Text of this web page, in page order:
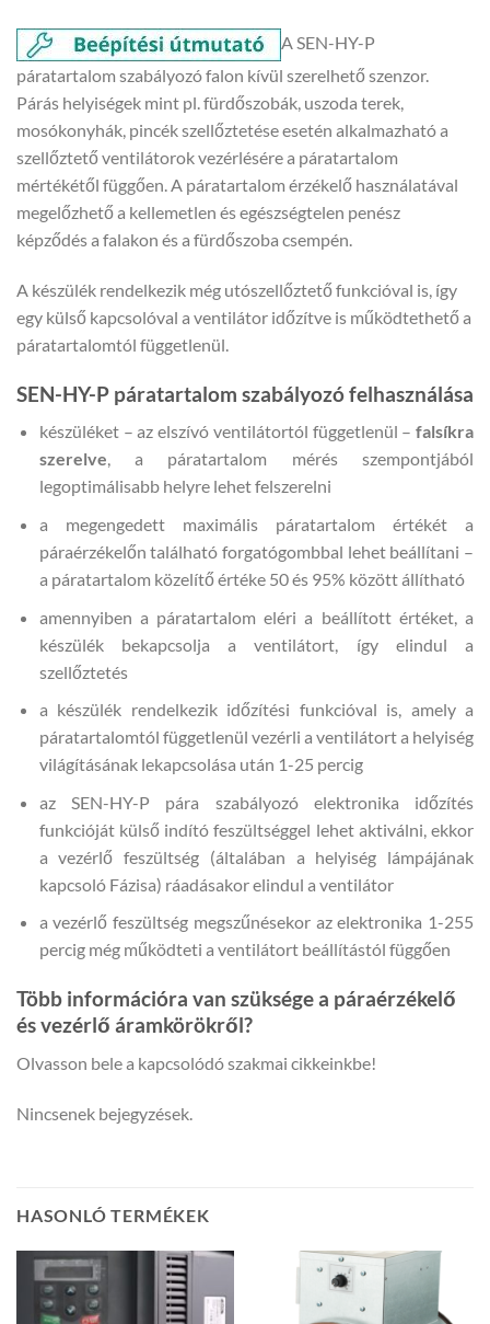
A SEN-HY-P
páratartalom szabályozó falon kívül szerelhető szenzor.
Párás helyiségek mint pl. fürdőszobák, uszoda terek,
mosókonyhák, pincék szellőztetése esetén alkalmazható a
szellőztető ventilátorok vezérlésére a páratartalom
mértékétől függően. A páratartalom érzékelő használatával
megelőzhető a kellemetlen és egészségtelen penész
képződés a falakon és a fürdőszoba csempén.
A készülék rendelkezik még utószellőztető funkcióval is, így
egy külső kapcsolóval a ventilátor időzítve is működtethető a
páratartalomtól függetlenül.
SEN-HY-P páratartalom szabályozó felhasználása
készüléket – az elszívó ventilátortól függetlenül – falsíkra
szerelve, a páratartalom mérés szempontjából
legoptimálisabb helyre lehet felszerelni
a megengedett maximális páratartalom értékét a
páraérzékelőn található forgatógombbal lehet beállítani –
a páratartalom közelítő értéke 50 és 95% között állítható
amennyiben a páratartalom eléri a beállított értéket, a
készülék bekapcsolja a ventilátort, így elindul a
szellőztetés
a készülék rendelkezik időzítési funkcióval is, amely a
páratartalomtól függetlenül vezérli a ventilátort a helyiség
világításának lekapcsolása után 1-25 percig
az SEN-HY-P pára szabályozó elektronika időzítés
funkcióját külső indító feszültséggel lehet aktiválni, ekkor
a vezérlő feszültség (általában a helyiség lámpájának
kapcsoló Fázisa) ráadásakor elindul a ventilátor
a vezérlő feszültség megszűnésekor az elektronika 1-255
percig még működteti a ventilátort beállítástól függően
Több információra van szüksége a páraérzékelő
és vezérlő áramkörökről?
Olvasson bele a kapcsolódó szakmai cikkeinkbe!
Nincsenek bejegyzések.
HASONLÓ TERMÉKEK